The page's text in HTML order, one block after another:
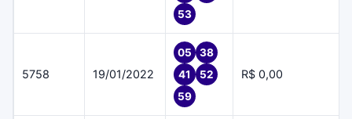
53
5758 19/01/2022
05
38
41
52
59
R$ 0,00